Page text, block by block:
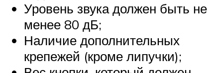
Уровень звука должен быть не
менее 80 дБ;
Наличие дополнительных
крепежей (кроме липучки);